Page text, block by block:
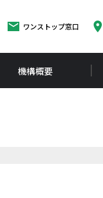
ワンストップ窓口
機構概要